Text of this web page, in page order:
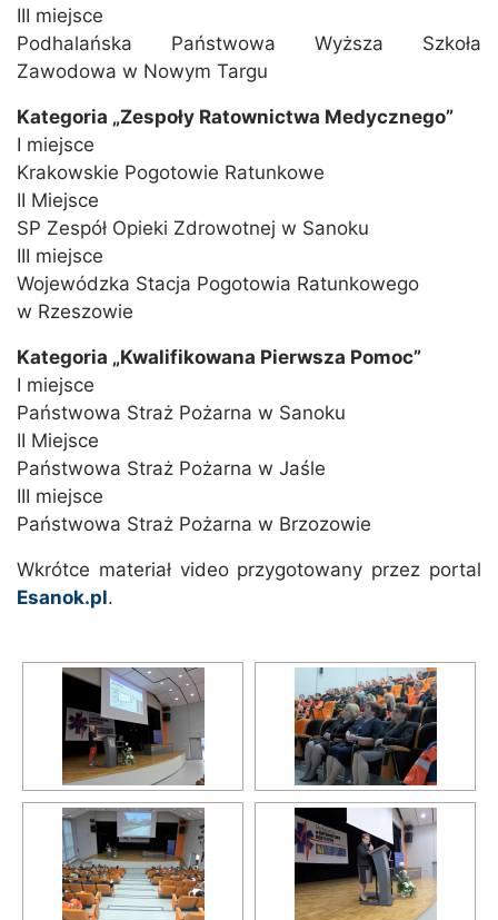
III miejsce
Podhalańska Państwowa Wyższa Szkoła
Zawodowa w Nowym Targu
Kategoria „Zespoły Ratownictwa Medycznego”
I miejsce
Krakowskie Pogotowie Ratunkowe
II Miejsce
SP Zespół Opieki Zdrowotnej w Sanoku
III miejsce
Wojewódzka Stacja Pogotowia Ratunkowego
w Rzeszowie
Kategoria „Kwalifikowana Pierwsza Pomoc”
I miejsce
Państwowa Straż Pożarna w Sanoku
II Miejsce
Państwowa Straż Pożarna w Jaśle
III miejsce
Państwowa Straż Pożarna w Brzozowie
Wkrótce materiał video przygotowany przez portal
Esanok.pl.